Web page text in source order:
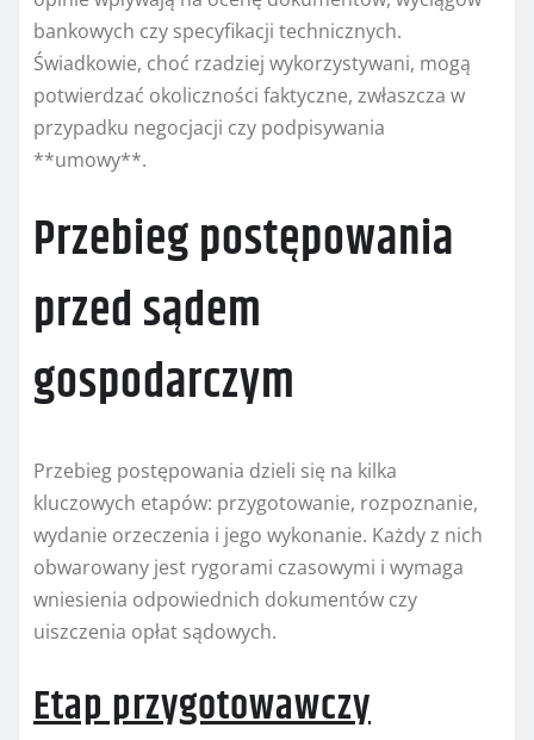
bankowych czy specyfikacji technicznych.
Świadkowie, choć rzadziej wykorzystywani, mogą
potwierdzać okoliczności faktyczne, zwłaszcza w
przypadku negocjacji czy podpisywania
**umowy**.
Przebieg postępowania
przed sądem
gospodarczym
Przebieg postępowania dzieli się na kilka
kluczowych etapów: przygotowanie, rozpoznanie,
wydanie orzeczenia i jego wykonanie. Każdy z nich
obwarowany jest rygorami czasowymi i wymaga
wniesienia odpowiednich dokumentów czy
uiszczenia opłat sądowych.
Etap przygotowawczy